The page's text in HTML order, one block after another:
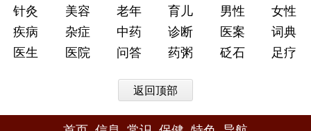
针灸
美容 老年 育儿 男性
女性
疾病
杂症 中药 诊断 医案
词典
医生
医院 问答 药粥 砭石 足疗
返回顶部